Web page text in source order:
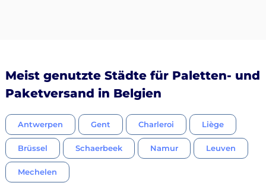
Meist genutzte Städte für Paletten- und
Paketversand in Belgien
Antwerpen Gent Charleroi Liège
Brüssel Schaerbeek Namur Leuven
Mechelen